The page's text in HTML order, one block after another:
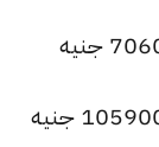
سعر الذهب عيار 21 وزن 100 جرام 706000 جنيه
أسعار الذهب عيار 21 وزن 150 جرام 1059000 جنيه